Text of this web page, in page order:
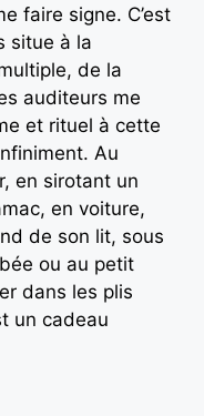
faire signe. C’est
situe à la
de la
auditeurs me
et rituel à cette
Au
en sirotant un
en voiture,
de son lit, sous
ou au petit
dans les plis
un cadeau